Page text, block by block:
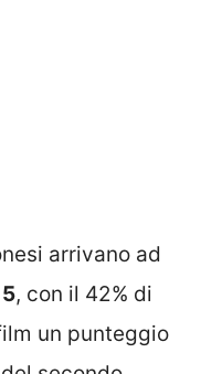
arrivano ad
, con il 42% di
un punteggio